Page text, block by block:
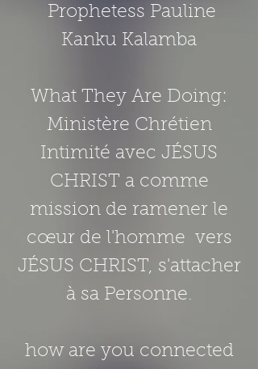
Prophetess Pauline
Kanku Kalamba
What They Are Doing:
Ministère Chrétien
Intimité avec JÉSUS
CHRIST a comme
mission de ramener le
cœur de l'homme vers
JÉSUS CHRIST, s'attacher
à sa Personne.
how are you connected